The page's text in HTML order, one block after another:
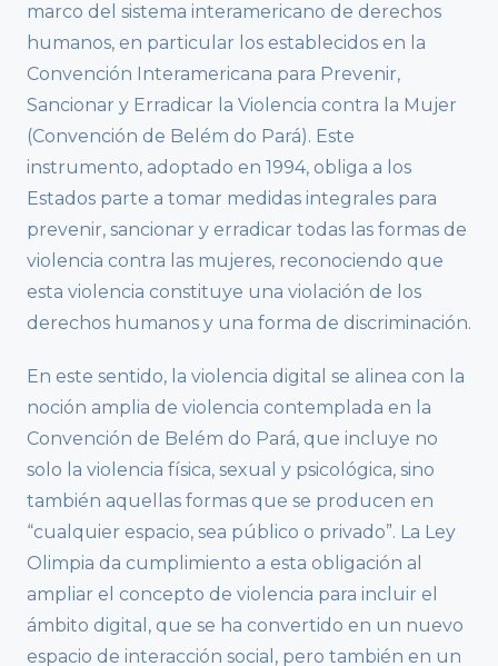
marco del sistema interamericano de derechos
humanos, en particular los establecidos en la
Convención Interamericana para Prevenir,
Sancionar y Erradicar la Violencia contra la Mujer
(Convención de Belém do Pará). Este
instrumento, adoptado en 1994, obliga a los
Estados parte a tomar medidas integrales para
prevenir, sancionar y erradicar todas las formas de
violencia contra las mujeres, reconociendo que
esta violencia constituye una violación de los
derechos humanos y una forma de discriminación.
En este sentido, la violencia digital se alinea con la
noción amplia de violencia contemplada en la
Convención de Belém do Pará, que incluye no
solo la violencia física, sexual y psicológica, sino
también aquellas formas que se producen en
“cualquier espacio, sea público o privado”. La Ley
Olimpia da cumplimiento a esta obligación al
ampliar el concepto de violencia para incluir el
ámbito digital, que se ha convertido en un nuevo
espacio de interacción social, pero también en un